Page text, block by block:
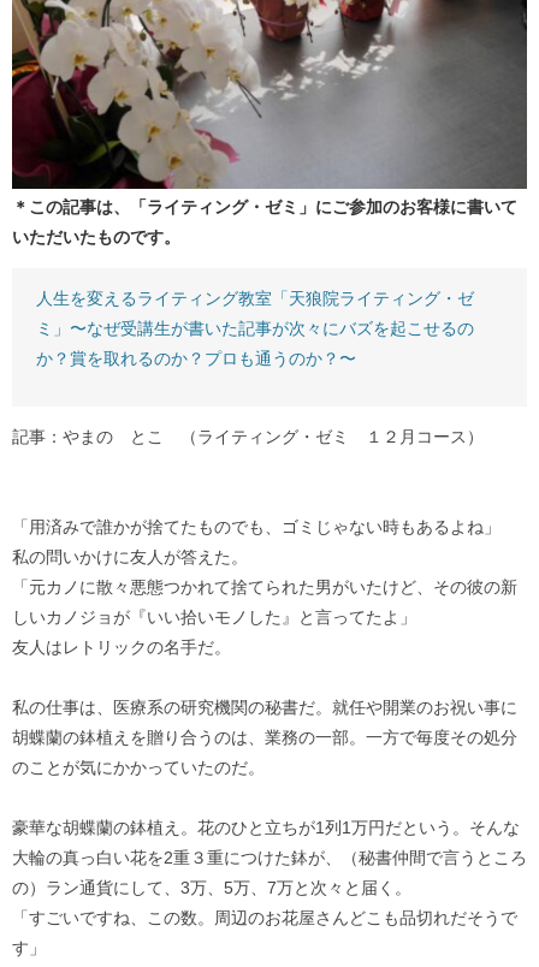
＊この記事は、「ライティング・ゼミ」にご参加のお客様に書いて
いただいたものです。
人生を変えるライティング教室「天狼院ライティング・ゼ
ミ」〜なぜ受講生が書いた記事が次々にバズを起こせるの
か？賞を取れるのか？プロも通うのか？〜
記事：やまの とこ （ライティング・ゼミ １２月コース）
「用済みで誰かが捨てたものでも、ゴミじゃない時もあるよね」
私の問いかけに友人が答えた。
「元カノに散々悪態つかれて捨てられた男がいたけど、その彼の新
しいカノジョが『いい拾いモノした』と言ってたよ」
友人はレトリックの名手だ。
私の仕事は、医療系の研究機関の秘書だ。就任や開業のお祝い事に
胡蝶蘭の鉢植えを贈り合うのは、業務の一部。一方で毎度その処分
のことが気にかかっていたのだ。
豪華な胡蝶蘭の鉢植え。花のひと立ちが1列1万円だという。そんな
大輪の真っ白い花を2重３重につけた鉢が、（秘書仲間で言うところ
の）ラン通貨にして、3万、5万、7万と次々と届く。
「すごいですね、この数。周辺のお花屋さんどこも品切れだそうで
す」